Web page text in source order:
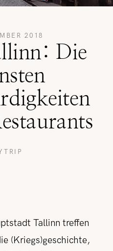
2018
Die
Tallinn treffen
(Kriegs)geschichte,